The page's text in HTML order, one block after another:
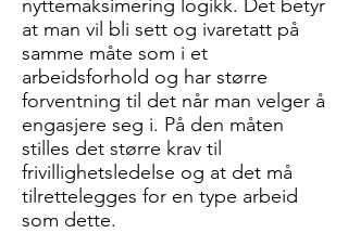
nyttemaksimering logikk. Det betyr
at man vil bli sett og ivaretatt på
samme måte som i et
arbeidsforhold og har større
forventning til det når man velger å
engasjere seg i. På den måten
stilles det større krav til
frivillighetsledelse og at det må
tilrettelegges for en type arbeid
som dette.